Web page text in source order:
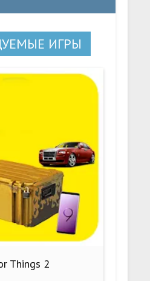
ИГРЫ
Things 2